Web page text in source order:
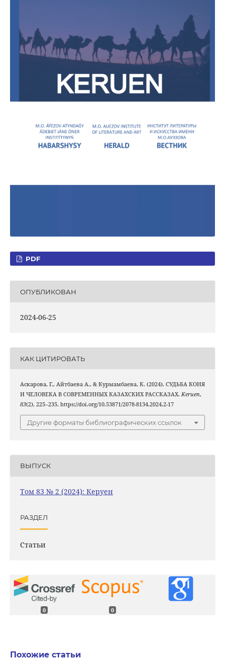
PDF
ОПУБЛИКОВАН
2024-06-25
КАК ЦИТИРОВАТЬ
Аскарова, Г., Айтбаева A., & Курмамбаева, К. (2024). СУДЬБА КОНЯ
И ЧЕЛОВЕКА В СОВРЕМЕННЫХ КАЗАХСКИХ РАССКАЗАХ. Keruen,
83(2), 225–235. https://doi.org/10.53871/2078-8134.2024.2-17
Другие форматы библиографических ссылок
ВЫПУСК
Том 83 № 2 (2024): Керуен
РАЗДЕЛ
Статьи
0 0
Похожие статьи